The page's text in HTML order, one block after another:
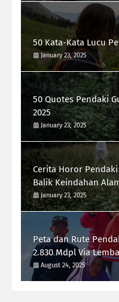
50 Kata-Kata Lucu
January 23, 2025
50 Quotes Pendaki
2025
January 23, 2025
Cerita Horor
Balik Keindahan
January 23, 2025
Peta dan Rute
2.830 Mdpl Via
August 24, 2025